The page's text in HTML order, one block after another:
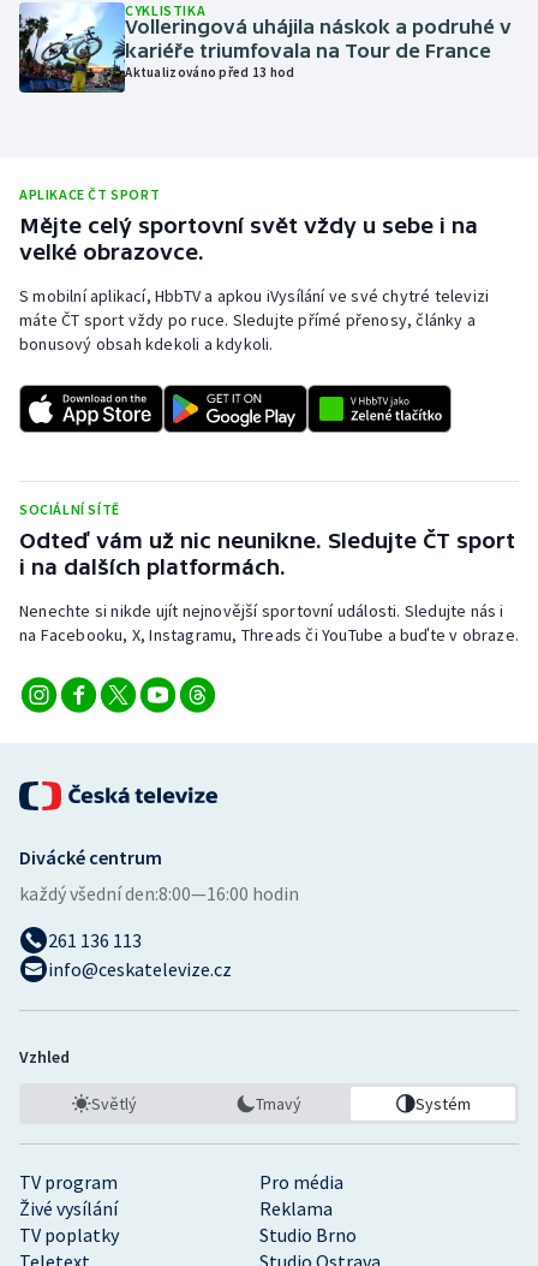
Krasobruslení
Moderní pětiboj
Motorsport
Olympijské hry
Parasport
Plážový volejbal
Ragby
Rychlobruslení
Rychlostní kanoistika
Short track
Sportovní střelba
Stolní tenis
Veslování
Volejbal
Ostatní
CYKLISTIKA
Volleringová uhájila náskok a podruhé v
kariéře triumfovala na Tour de France
Aktualizováno před 13 hod
APLIKACE ČT SPORT
Mějte celý sportovní svět vždy u sebe i na
velké obrazovce.
S mobilní aplikací, HbbTV a apkou iVysílání ve své chytré televizi
máte ČT sport vždy po ruce. Sledujte přímé přenosy, články a
bonusový obsah kdekoli a kdykoli.
SOCIÁLNÍ SÍTĚ
Odteď vám už nic neunikne. Sledujte ČT sport
i na dalších platformách.
Nenechte si nikde ujít nejnovější sportovní události. Sledujte nás i
na Facebooku, X, Instagramu, Threads či YouTube a buďte v obraze.
TV program
Pro média
Živé vysílání
Reklama
TV poplatky
Studio Brno
Teletext
Studio Ostrava
Divácké centrum
každý všední den:8:00—16:00 hodin
261 136 113
info@ceskatelevize.cz
Vzhled
Světlý Tmavý Systém